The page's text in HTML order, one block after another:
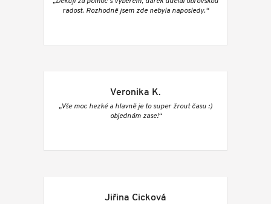
radost. Rozhodně jsem zde nebyla naposledy.“
Veronika K.
„Vše moc hezké a hlavně je to super žrout času :)
objednám zase!“
Jiřina Cicková